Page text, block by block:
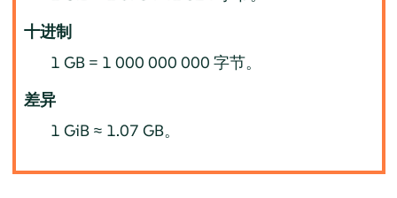
十进制
1 GB = 1 000 000 000 字节。
差异
1 GiB ≈ 1.07 GB。